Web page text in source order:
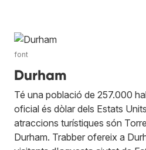
font
Durham
Té una població de 257.000
oficial és dòlar dels Estats
atraccions turístiques són
Durham. Trabber ofereix a